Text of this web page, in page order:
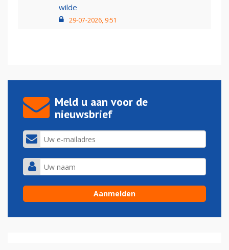
wilde
29-07-2026, 9:51
Meld u aan voor de
nieuwsbrief